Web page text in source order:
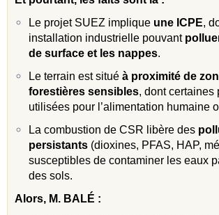
Le projet SUEZ implique une ICPE,
installation industrielle pouvant
de surface et les nappes.
Le terrain est situé à proximité de
forestières sensibles, dont certaines
utilisées pour l’alimentation humaine
La combustion de CSR libère des
persistants (dioxines, PFAS, HAP,
susceptibles de contaminer les eaux
des sols.
Alors, M. BALÉ :